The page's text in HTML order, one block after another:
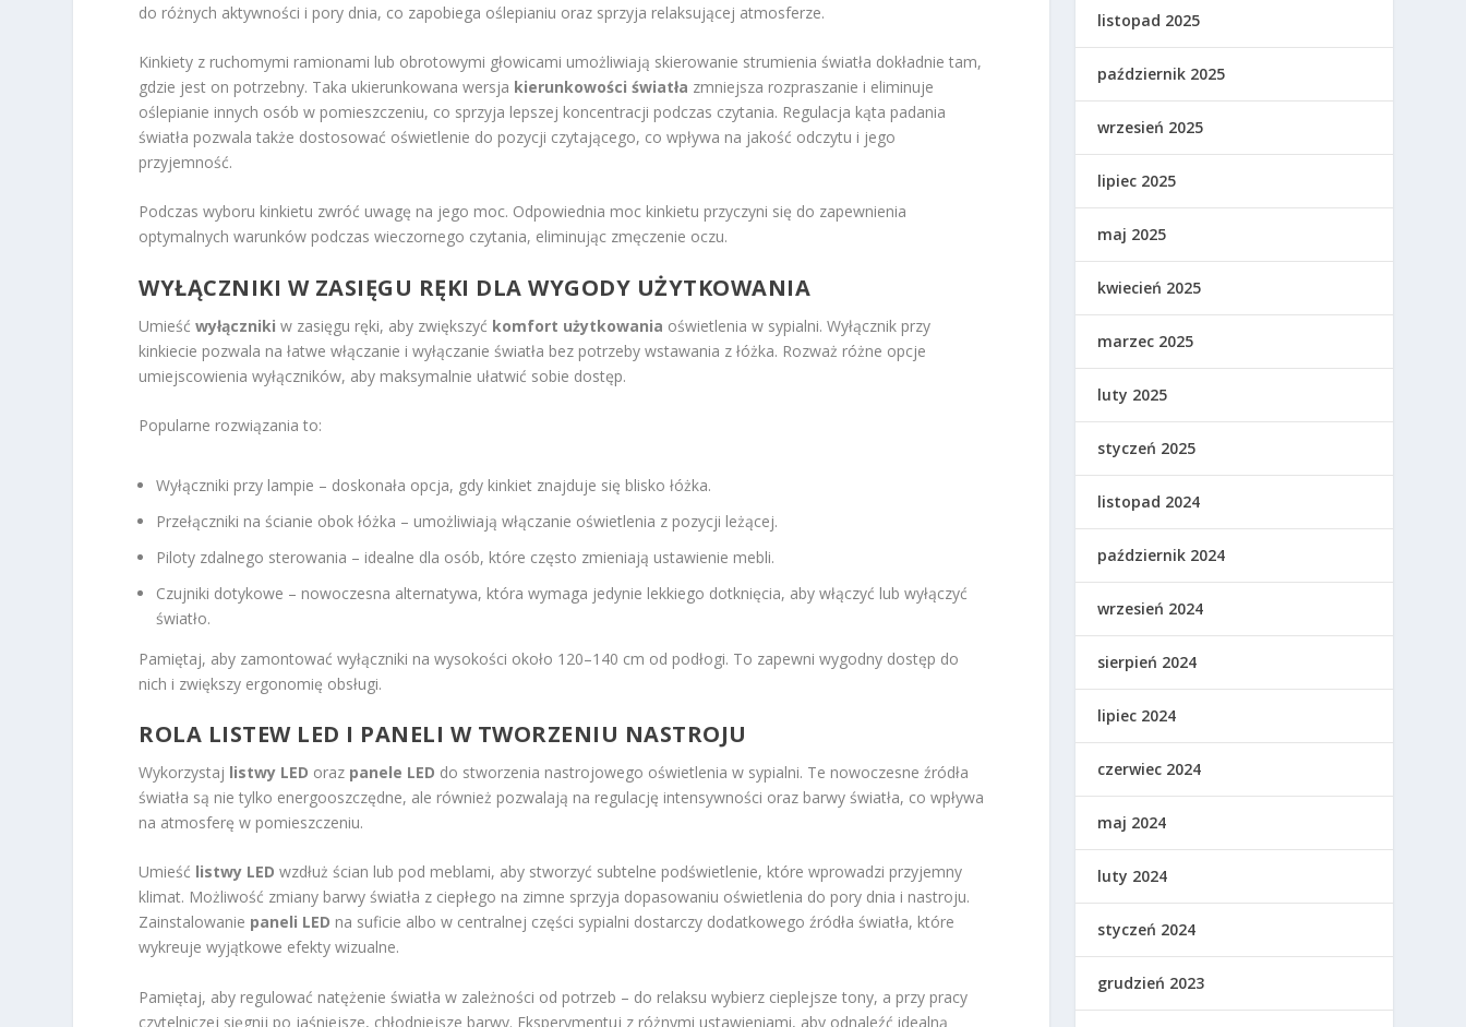
do różnych aktywności i pory dnia, co zapobiega oślepianiu oraz sprzyja relaksującej atmosferze.
Kinkiety z ruchomymi ramionami lub obrotowymi głowicami umożliwiają skierowanie strumienia światła dokładnie tam,
gdzie jest on potrzebny. Taka ukierunkowana wersja kierunkowości światła zmniejsza rozpraszanie i eliminuje
oślepianie innych osób w pomieszczeniu, co sprzyja lepszej koncentracji podczas czytania. Regulacja kąta padania
światła pozwala także dostosować oświetlenie do pozycji czytającego, co wpływa na jakość odczytu i jego
przyjemność.
Podczas wyboru kinkietu zwróć uwagę na jego moc. Odpowiednia moc kinkietu przyczyni się do zapewnienia
optymalnych warunków podczas wieczornego czytania, eliminując zmęczenie oczu.
WYŁĄCZNIKI W ZASIĘGU RĘKI DLA WYGODY UŻYTKOWANIA
Umieśćwyłączniki w zasięgu ręki, aby zwiększyć komfort użytkowania oświetlenia w sypialni. Wyłącznik przy
kinkiecie pozwala na łatwe włączanie i wyłączanie światła bez potrzeby wstawania z łóżka. Rozważ różne opcje
umiejscowienia wyłączników, aby maksymalnie ułatwić sobie dostęp.
Popularne rozwiązania to:
Wyłączniki przy lampie – doskonała opcja, gdy kinkiet znajduje się blisko łóżka.
Przełączniki na ścianie obok łóżka – umożliwiają włączanie oświetlenia z pozycji leżącej.
Piloty zdalnego sterowania – idealne dla osób, które często zmieniają ustawienie mebli.
Czujniki dotykowe – nowoczesna alternatywa, która wymaga jedynie lekkiego dotknięcia, aby włączyć lub wyłączyć
światło.
Pamiętaj, aby zamontować wyłączniki na wysokości około 120–140 cm od podłogi. To zapewni wygodny dostęp do
nich i zwiększy ergonomię obsługi.
ROLA LISTEW LED I PANELI W TWORZENIU NASTROJU
Wykorzystaj listwy LED oraz panele LED do stworzenia nastrojowego oświetlenia w sypialni. Te nowoczesne źródła
światła są nie tylko energooszczędne, ale również pozwalają na regulację intensywności oraz barwy światła, co wpływa
na atmosferę w pomieszczeniu.
Umieść listwy LED wzdłuż ścian lub pod meblami, aby stworzyć subtelne podświetlenie, które wprowadzi przyjemny
klimat. Możliwość zmiany barwy światła z ciepłego na zimne sprzyja dopasowaniu oświetlenia do pory dnia i nastroju.
Zainstalowanie paneli LED na suficie albo w centralnej części sypialni dostarczy dodatkowego źródła światła, które
wykreuje wyjątkowe efekty wizualne.
Pamiętaj, aby regulować natężenie światła w zależności od potrzeb – do relaksu wybierz cieplejsze tony, a przy pracy
czytelniczej sięgnij po jaśniejsze, chłodniejsze barwy. Eksperymentuj z różnymi ustawieniami, aby odnaleźć idealną
listopad 2025
październik 2025
wrzesień 2025
lipiec 2025
maj 2025
kwiecień 2025
marzec 2025
luty 2025
styczeń 2025
listopad 2024
październik 2024
wrzesień 2024
sierpień 2024
lipiec 2024
czerwiec 2024
maj 2024
luty 2024
styczeń 2024
grudzień 2023